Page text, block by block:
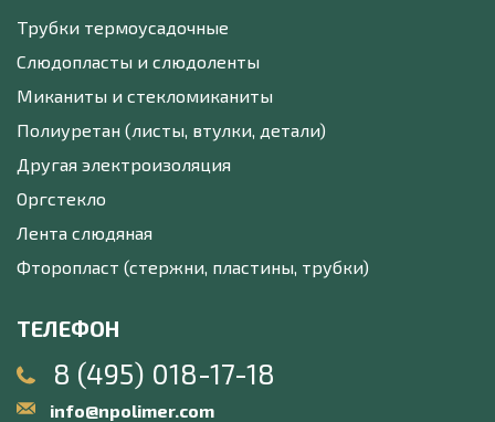
Трубки термоусадочные
Слюдопласты и слюдоленты
Миканиты и стекломиканиты
Полиуретан (листы, втулки, детали)
Другая электроизоляция
Оргстекло
Лента слюдяная
Фторопласт (стержни, пластины, трубки)
ТЕЛЕФОН
8 (495) 018-17-18
info@npolimer.com